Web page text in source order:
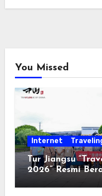
You Missed
Internet
Tur Jiangsu
2026” Resmi
Keterbukaan,
Berorientasi